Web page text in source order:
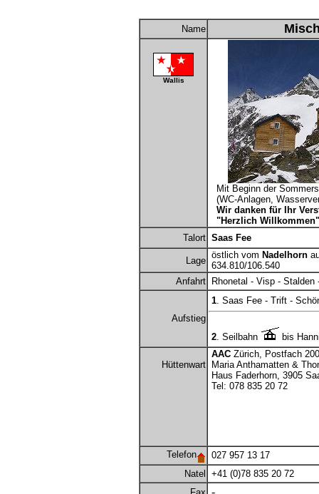
Name
Wallis
Mit Beginn der
(WC-Anlagen,
Wir danken für Ihr
"Herzlich
Talort Saas Fee
Lage
östlich vom Nadelhorn
634.810/106.540
Anfahrt
Rhonetal - Visp - Stalden
Aufstieg
1. Saas Fee - Trift -
2. Seilbahn bis
Hüttenwart
AAC Zürich, Postfach
Maria Anthamatten &
Haus Faderhorn, 3905
Tel: 078 835 20 72
Telefon
027 957 13 17
Natel
+41 (0)78 835 20 72
-